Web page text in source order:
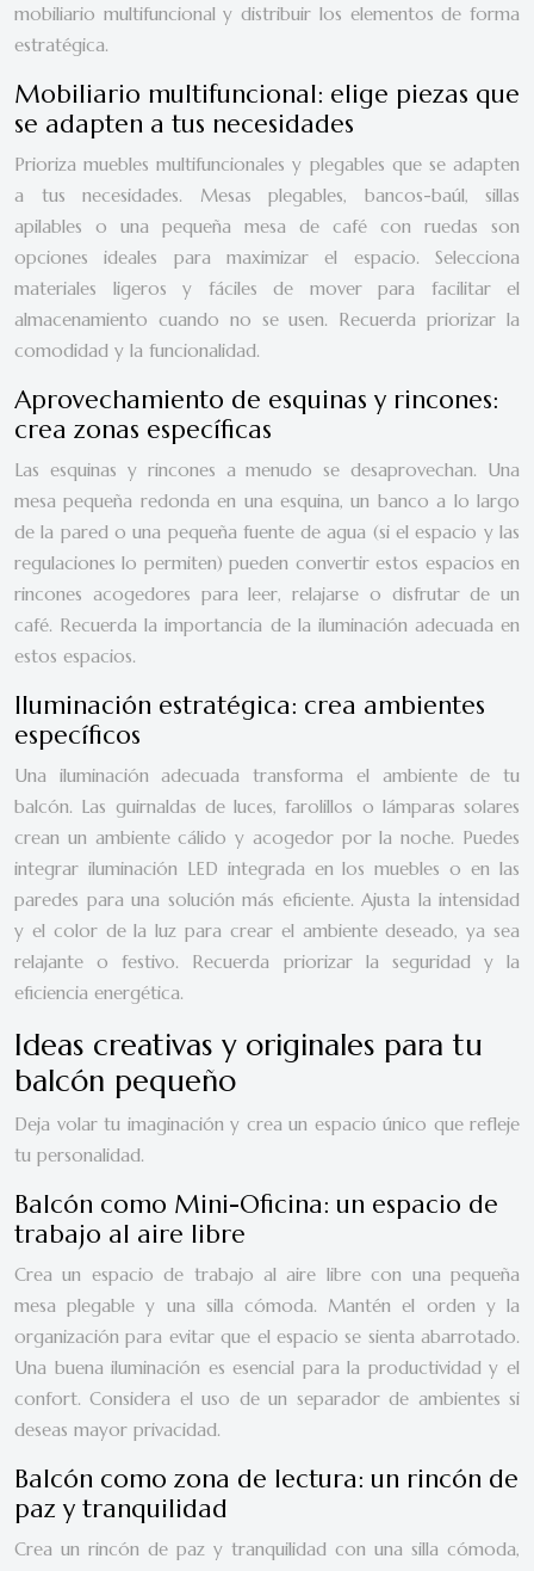
mobiliario multifuncional y distribuir los elementos de forma
estratégica.
Mobiliario multifuncional: elige piezas que
se adapten a tus necesidades
Prioriza muebles multifuncionales y plegables que se adapten
a tus necesidades. Mesas plegables, bancos-baúl, sillas
apilables o una pequeña mesa de café con ruedas son
opciones ideales para maximizar el espacio. Selecciona
materiales ligeros y fáciles de mover para facilitar el
almacenamiento cuando no se usen. Recuerda priorizar la
comodidad y la funcionalidad.
Aprovechamiento de esquinas y rincones:
crea zonas específicas
Las esquinas y rincones a menudo se desaprovechan. Una
mesa pequeña redonda en una esquina, un banco a lo largo
de la pared o una pequeña fuente de agua (si el espacio y las
regulaciones lo permiten) pueden convertir estos espacios en
rincones acogedores para leer, relajarse o disfrutar de un
café. Recuerda la importancia de la iluminación adecuada en
estos espacios.
Iluminación estratégica: crea ambientes
específicos
Una iluminación adecuada transforma el ambiente de tu
balcón. Las guirnaldas de luces, farolillos o lámparas solares
crean un ambiente cálido y acogedor por la noche. Puedes
integrar iluminación LED integrada en los muebles o en las
paredes para una solución más eficiente. Ajusta la intensidad
y el color de la luz para crear el ambiente deseado, ya sea
relajante o festivo. Recuerda priorizar la seguridad y la
eficiencia energética.
Ideas creativas y originales para tu
balcón pequeño
Deja volar tu imaginación y crea un espacio único que refleje
tu personalidad.
Balcón como Mini-Oficina: un espacio de
trabajo al aire libre
Crea un espacio de trabajo al aire libre con una pequeña
mesa plegable y una silla cómoda. Mantén el orden y la
organización para evitar que el espacio se sienta abarrotado.
Una buena iluminación es esencial para la productividad y el
confort. Considera el uso de un separador de ambientes si
deseas mayor privacidad.
Balcón como zona de lectura: un rincón de
paz y tranquilidad
Crea un rincón de paz y tranquilidad con una silla cómoda,